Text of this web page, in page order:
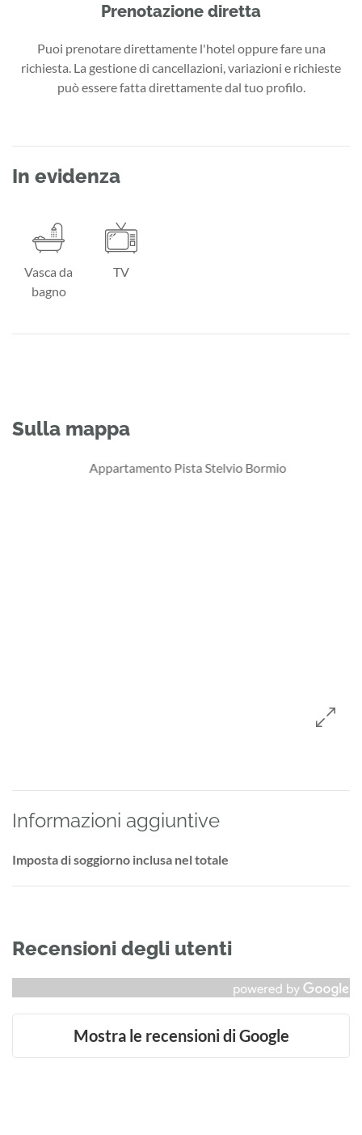
Prenotazione diretta
Puoi prenotare direttamente l'hotel oppure fare una
richiesta. La gestione di cancellazioni, variazioni e richieste
può essere fatta direttamente dal tuo profilo.
In evidenza
Vasca da
bagno
TV
Sulla mappa
Informazioni aggiuntive
Imposta di soggiorno inclusa nel totale
Recensioni degli utenti
Mostra le recensioni di Google